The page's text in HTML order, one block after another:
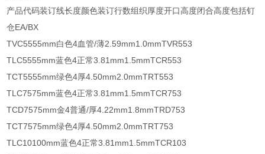
产品代码装订线长度颜色装订行数组织厚度开口高度闭合高度包括钉
仓EA/BX
TVC5555mm白色4血管/薄2.59mm1.0mmTVR553
TLC5555mm蓝色4正常3.81mm1.5mmTCR553
TCT5555mm绿色4厚4.50mm2.0mmTRT553
TLC7575mm蓝色4正常3.81mm1.5mmTCR753
TCD7575mm金4普通/厚4.22mm1.8mmTRD753
TCT7575mm绿色4厚4.50mm2.0mmTRT753
TLC10100mm蓝色4正常3.81mm1.5mmTCR103